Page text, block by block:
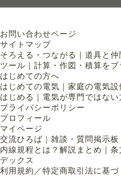
お問い合わせページ
サイトマップ
そろえる・つながる｜道具と仲
ツール｜計算・作図・積算を
はじめての方へ
はじめての電気｜家庭の電気設
はじめる｜電気が専門ではな
プライバシーポリシー
プロフィール
マイページ
交流ひろば｜雑談・質問掲示板
内線規程とは？解説まとめ｜
デックス
利用規約／特定商取引法に基づ